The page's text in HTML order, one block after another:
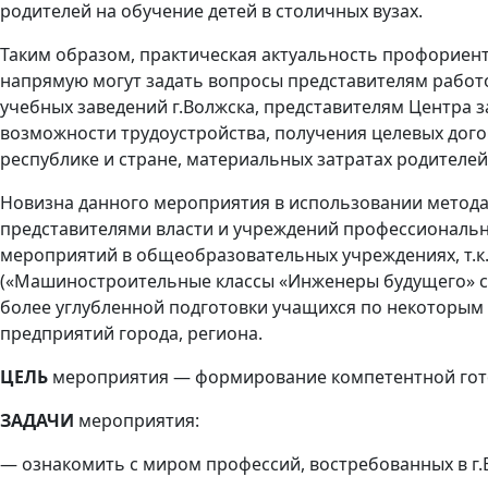
родителей на обучение детей в столичных вузах.
Таким образом, практическая актуальность
напрямую могут задать вопросы представителям
учебных заведений г.Волжска, представителям
возможности трудоустройства, получения целевых
республике и стране, материальных затратах
Новизна данного мероприятия в использовании
представителями власти и учреждений
мероприятий в общеобразовательных учреждениях,
(«Машиностроительные классы «Инженеры будущего»
более углубленной подготовки учащихся по
предприятий города, региона.
ЦЕЛЬ мероприятия — формирование компетентной
ЗАДАЧИ мероприятия:
— ознакомить с миром профессий, востребованных в